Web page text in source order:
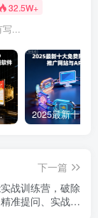
32.5W+
写...
赚钱软件）
下一篇
战训练营，破除
准提问、实战应